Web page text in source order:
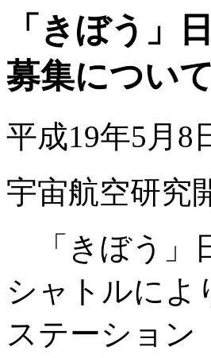
「きぼう」
募集につい
平成19年5月8
宇宙航空研究
「きぼう」
シャトルによ
ステーション